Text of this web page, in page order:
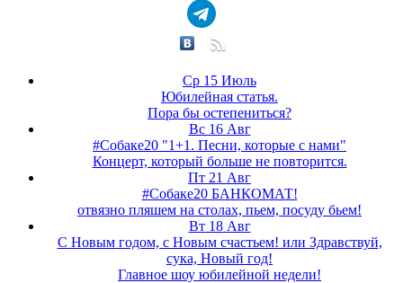
Ср 15 Июль
Юбилейная статья.
Пора бы остепениться?
Вс 16 Авг
#Собаке20 "1+1. Песни, которые с нами"
Концерт, который больше не повторится.
Пт 21 Авг
#Собаке20 БАНКОМАТ!
отвязно пляшем на столах, пьем, посуду бьем!
Вт 18 Авг
С Новым годом, с Новым счастьем! или Здравствуй,
сука, Новый год!
Главное шоу юбилейной недели!